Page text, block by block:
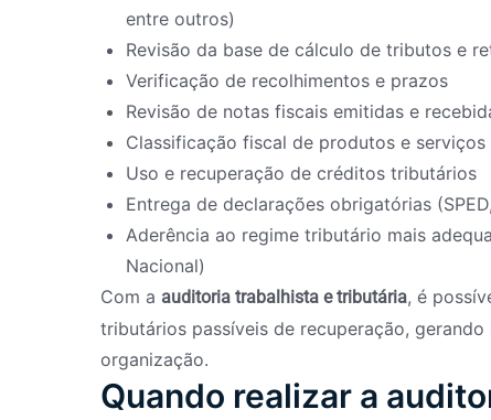
entre outros)
Revisão da base de cálculo de tributos e
Verificação de recolhimentos e prazos
Revisão de notas fiscais emitidas e
Classificação fiscal de produtos e serviços
Uso e recuperação de créditos tributários
Entrega de declarações obrigatórias
Aderência ao regime tributário mais
Nacional)
Com a auditoria trabalhista e tributária, é
tributários passíveis de recuperação,
organização.
Quando realizar a